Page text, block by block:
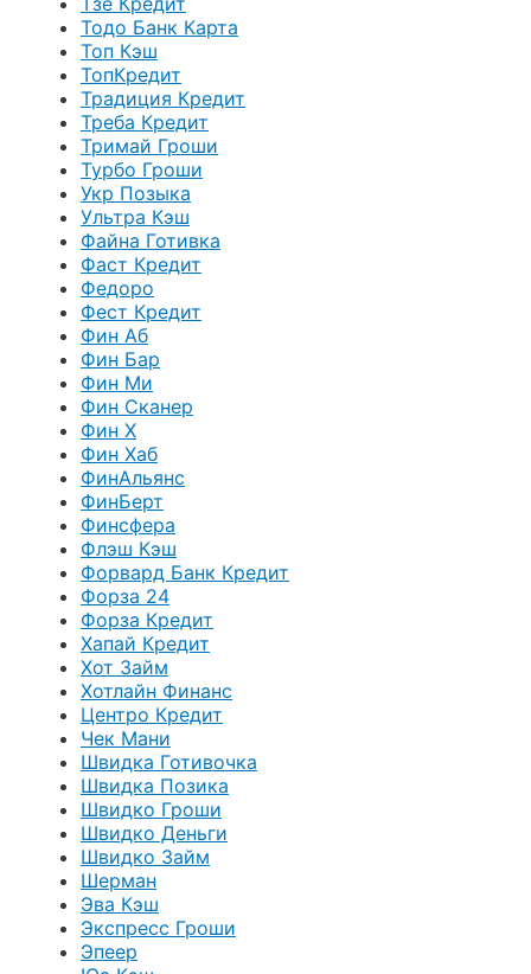
Тодо Банк Карта
Топ Кэш
ТопКредит
Традиция Кредит
Треба Кредит
Тримай Гроши
Турбо Гроши
Укр Позыка
Ультра Кэш
Файна Готивка
Фаст Кредит
Федоро
Фест Кредит
Фин Аб
Фин Бар
Фин Ми
Фин Сканер
Фин Х
Фин Хаб
ФинАльянс
ФинБерт
Финсфера
Флэш Кэш
Форвард Банк Кредит
Форза 24
Форза Кредит
Хапай Кредит
Хот Займ
Хотлайн Финанс
Центро Кредит
Чек Мани
Швидка Готивочка
Швидка Позика
Швидко Гроши
Швидко Деньги
Швидко Займ
Шерман
Эва Кэш
Экспресс Гроши
Эпеер